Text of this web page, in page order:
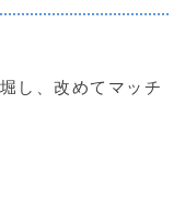
し、改めてマッチ